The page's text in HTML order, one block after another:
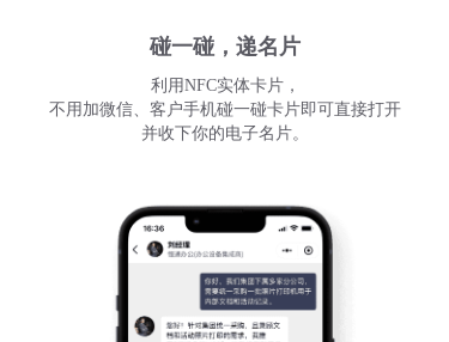
碰一碰，递名片
利用NFC实体卡片，
不用加微信、客户手机碰一碰卡片即可直接打开
并收下你的电子名片。